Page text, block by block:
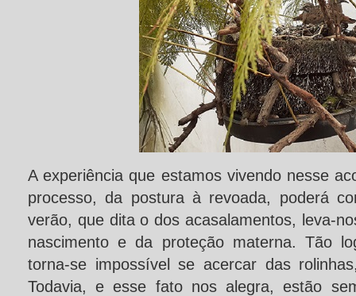
A experiência que estamos vivendo nesse
processo, da postura à revoada, poderá
verão, que dita o dos acasalamentos, leva-
nascimento e da proteção materna. Tão
torna-se impossível se acercar das
Todavia, e esse fato nos alegra, estão